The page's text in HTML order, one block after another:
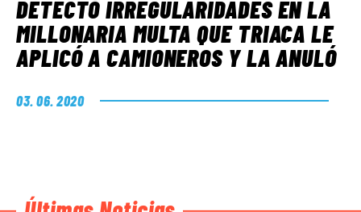
DETECTÓ IRREGULARIDADES EN LA
MILLONARIA MULTA QUE TRIACA LE
APLICÓ A CAMIONEROS Y LA ANULÓ
03. 06. 2020